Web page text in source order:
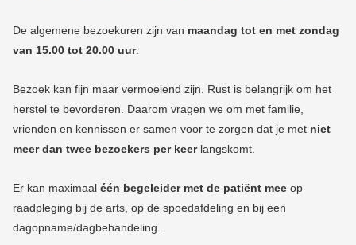
De algemene bezoekuren zijn van maandag tot en met zondag
van 15.00 tot 20.00 uur.
Bezoek kan fijn maar vermoeiend zijn. Rust is belangrijk om het
herstel te bevorderen. Daarom vragen we om met familie,
vrienden en kennissen er samen voor te zorgen dat je met niet
meer dan twee bezoekers per keerlangskomt.
Er kan maximaal één begeleider met de patiënt mee op
raadpleging bij de arts, op de spoedafdeling en bij een
dagopname/dagbehandeling.